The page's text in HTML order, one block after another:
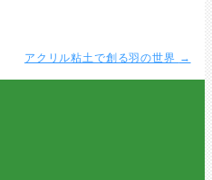
アクリル粘土で創る羽の世界 →